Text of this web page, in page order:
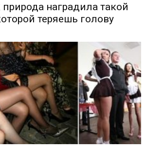
наградила такой
теряешь голову